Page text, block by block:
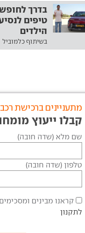
טיפים
הילדים
בשיתוף כלמוביל
מתעניינים ברכישת
קבלו ייעוץ
שם מלא (שדה חובה)
טלפון (שדה חובה)
קראנו מבינים ומסכימים
לתקנון